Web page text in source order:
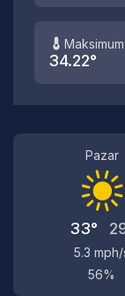
Maksimum
34.22°
Pazar
33°
5.3 mph/
56%